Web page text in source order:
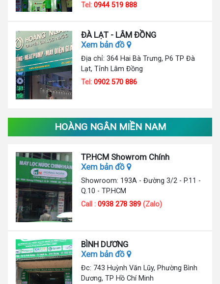
Tel:0944 519 888
ĐÀ LẠT - LÂM ĐỒNG
Xem bản đồ
Địa chỉ: 364 Hai Bà Trưng, P6 TP Đà
Lạt, Tỉnh Lâm Đồng
Tel:0902 570 886
HOÀNG NGÂN MIỀN NAM
TP.HCM Showrom Chính
Xem bản đồ
Showroom: 193A - Đường 3/2 - P.11 -
Q.10 - TP.HCM
Call :0938 278 389(Zalo)
BÌNH DƯƠNG
Xem bản đồ
Đc: 743 Huỳnh Văn Lũy, Phường Bình
Dương, TP Hồ Chí Minh